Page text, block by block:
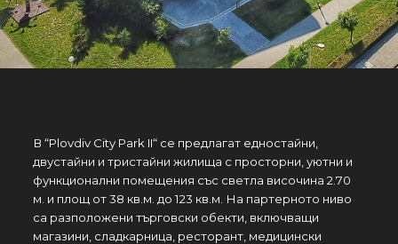
В “Plovdiv City Park II“ се предлагат едностайни,
двустайни и тристайни жилища с просторни, уютни и
функционални помещения със светла височина 2.70
м. и площ от 38 кв.м. до 123 кв.м. На партерното ниво
са разположени търговски обекти, включващи
магазини, сладкарница, ресторант, медицински